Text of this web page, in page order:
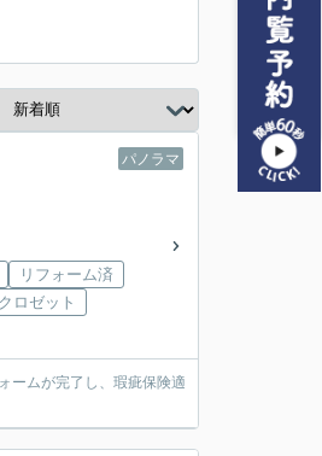
パノラマ
リフォーム済
ロゼット
ームが完了し、瑕疵保険適